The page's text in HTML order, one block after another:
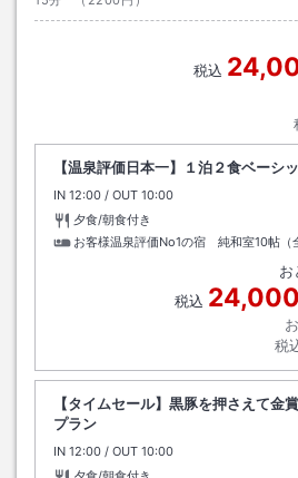
税込
【温泉評価日本一】１泊２食ベーシ
IN チェックイン
12:00 / OUT チェックアウト
10:00
夕食/朝食付き
お客様温泉評価No1の宿 純和室10帖（
お
税込 24,000
税
【タイムセール】黒豚を押さえて金
プラン
IN チェックイン
12:00 / OUT チェックアウト
10:00